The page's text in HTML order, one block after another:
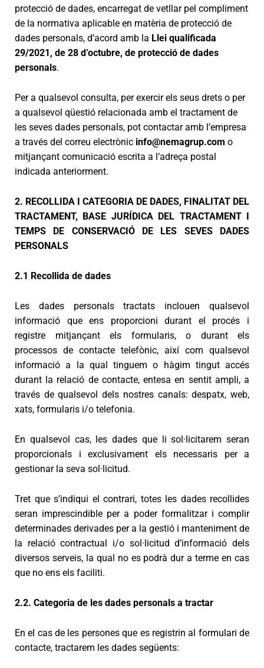
protecció de dades, encarregat de vetllar pel compliment
de la normativa aplicable en matèria de protecció de
dades personals, d’acord amb la Llei qualificada
29/2021, de 28 d’octubre, de protecció de dades
personals.
Per a qualsevol consulta, per exercir els seus drets o per
a qualsevol qüestió relacionada amb el tractament de
les seves dades personals, pot contactar amb l’empresa
a través del correu electrònic info@nemagrup.com o
mitjançant comunicació escrita a l’adreça postal
indicada anteriorment.
2. RECOLLIDA I CATEGORIA DE DADES, FINALITAT DEL
TRACTAMENT, BASE JURÍDICA DEL TRACTAMENT I
TEMPS DE CONSERVACIÓ DE LES SEVES DADES
PERSONALS
2.1 Recollida de dades
Les dades personals tractats inclouen qualsevol
informació que ens proporcioni durant el procés i
registre mitjançant els formularis, o durant els
processos de contacte telefònic, així com qualsevol
informació a la qual tinguem o hàgim tingut accés
durant la relació de contacte, entesa en sentit ampli, a
través de qualsevol dels nostres canals: despatx, web,
xats, formularis i/o telefonia.
En qualsevol cas, les dades que li sol·licitarem seran
proporcionals i exclusivament els necessaris per a
gestionar la seva sol·licitud.
Tret que s’indiqui el contrari, totes les dades recollides
seran imprescindible per a poder formalitzar i complir
determinades derivades per a la gestió i manteniment de
la relació contractual i/o sol·licitud d’informació dels
diversos serveis, la qual no es podrà dur a terme en cas
que no ens els faciliti.
2.2. Categoria de les dades personals a tractar
En el cas de les persones que es registrin al formulari de
contacte, tractarem les dades següents: